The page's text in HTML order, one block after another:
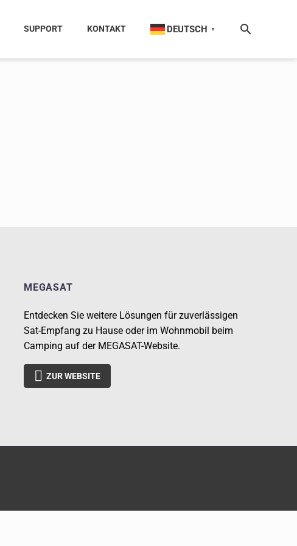
SUPPORT KONTAKT DEUTSCH ▼
MEGASAT
Entdecken Sie weitere Lösungen für zuverlässigen
Sat-Empfang zu Hause oder im Wohnmobil beim
Camping auf der MEGASAT-Website.
 ZUR WEBSITE